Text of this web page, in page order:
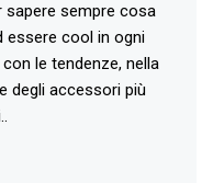
sempre cosa
essere cool in ogni
le tendenze, nella
degli accessori più